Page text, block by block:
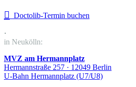
 Doctolib-Termin buchen
·
in Neukölln:
MVZ am Hermannplatz
Hermannstraße 257 · 12049 Berlin
U-Bahn Hermannplatz (U7/U8)